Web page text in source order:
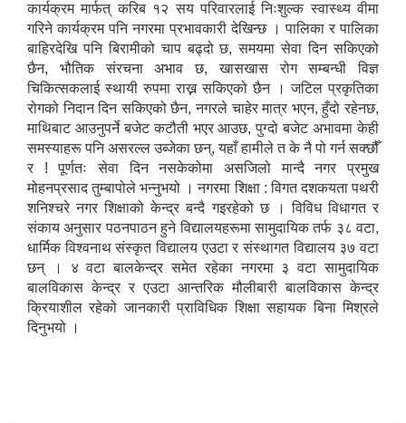
कार्यक्रम मार्फत् करिब १२ सय परिवारलाई निःशुल्क स्वास्थ्य वीमा
गरिने कार्यक्रम पनि नगरमा प्रभावकारी देखिन्छ । पालिका र पालिका
बाहिरदेखि पनि बिरामीको चाप बढ्दो छ, समयमा सेवा दिन सकिएको
छैन, भौतिक संरचना अभाव छ, खासखास रोग सम्बन्धी विज्ञ
चिकित्सकलाई स्थायी रुपमा राख्न सकिएको छैन । जटिल प्रकृतिका
रोगको निदान दिन सकिएको छैन, नगरले चाहेर मात्र भएन, हुँदो रहेनछ,
माथिबाट आउनुपर्ने बजेट कटौती भएर आउछ, पुग्दो बजेट अभावमा केही
समस्याहरू पनि असरल्ल उब्जेका छन्, यहाँ हामीले त के नै पो गर्न सक्छौँ
र ! पूर्णतः सेवा दिन नसकेकोमा असजिलो मान्दै नगर प्रमुख
मोहनप्रसाद तुम्बापोले भन्नुभयो । नगरमा शिक्षा : विगत दशकयता पथरी
शनिश्चरे नगर शिक्षाको केन्द्र बन्दै गइरहेको छ । विविध विधागत र
संकाय अनुसार पठनपाठन हुने विद्यालयहरूमा सामुदायिक तर्फ ३८ वटा,
धार्मिक विश्वनाथ संस्कृत विद्यालय एउटा र संस्थागत विद्यालय ३७ वटा
छन् । ४ वटा बालकेन्द्र समेत रहेका नगरमा ३ वटा सामुदायिक
बालविकास केन्द्र र एउटा आन्तरिक मौलीबारी बालविकास केन्द्र
क्रियाशील रहेको जानकारी प्राविधिक शिक्षा सहायक बिना मिश्रले
दिनुभयो ।